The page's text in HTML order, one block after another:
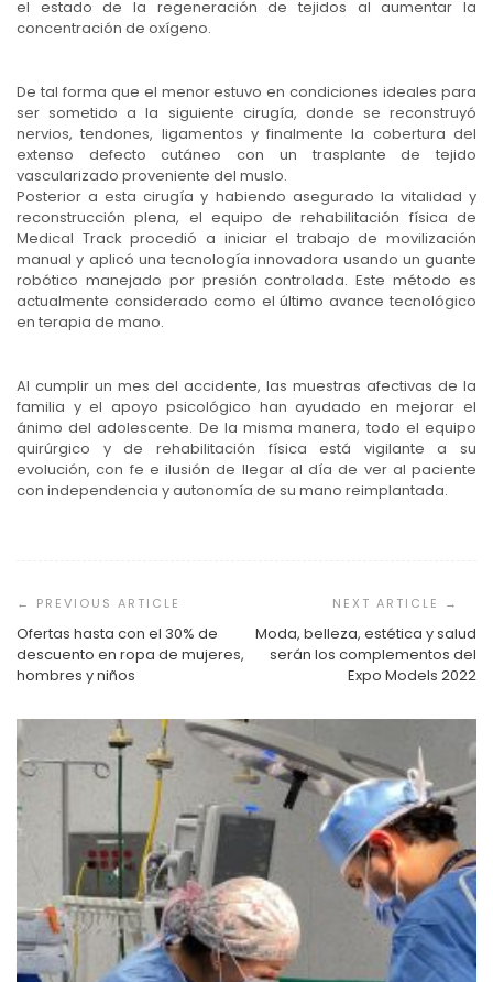
el estado de la regeneración de tejidos al aumentar la
concentración de oxígeno.
De tal forma que el menor estuvo en condiciones ideales para
ser sometido a la siguiente cirugía, donde se reconstruyó
nervios, tendones, ligamentos y finalmente la cobertura del
extenso defecto cutáneo con un trasplante de tejido
vascularizado proveniente del muslo.
Posterior a esta cirugía y habiendo asegurado la vitalidad y
reconstrucción plena, el equipo de rehabilitación física de
Medical Track procedió a iniciar el trabajo de movilización
manual y aplicó una tecnología innovadora usando un guante
robótico manejado por presión controlada. Este método es
actualmente considerado como el último avance tecnológico
en terapia de mano.
Al cumplir un mes del accidente, las muestras afectivas de la
familia y el apoyo psicológico han ayudado en mejorar el
ánimo del adolescente. De la misma manera, todo el equipo
quirúrgico y de rehabilitación física está vigilante a su
evolución, con fe e ilusión de llegar al día de ver al paciente
con independencia y autonomía de su mano reimplantada.
de
entradas
Ofertas hasta con el 30% de
descuento en ropa de mujeres,
hombres y niños
Moda, belleza, estética y salud
serán los complementos del
Expo Models 2022